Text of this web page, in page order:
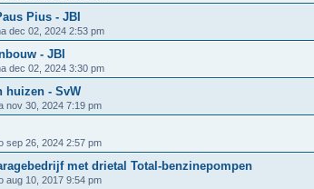
Pius - JBI
dec 02, 2024 2:53 pm
- JBI
dec 02, 2024 3:30 pm
huizen - SvW
nov 30, 2024 7:19 pm
sep 26, 2024 2:57 pm
met drietal Total-benzinepompen
aug 10, 2017 9:54 pm